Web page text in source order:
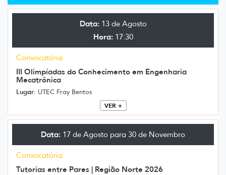
Data:13 de Agosto
Hora:17:30
Convocatória
III Olimpíadas do Conhecimento em Engenharia
Mecatrônica
Lugar: UTEC Fray Bentos
VER +
Data: 17 de Agosto para 30 de Novembro
Convocatória
Tutorias entre Pares | Região Norte 2026